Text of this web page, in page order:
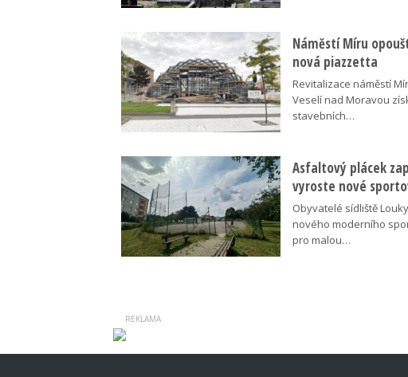
Náměstí Míru
nová piazzetta
Revitalizace náměstí
Veselí nad Moravou
stavebních…
Asfaltový plácek
vyroste nové
Obyvatelé sídliště
nového moderního
pro malou…